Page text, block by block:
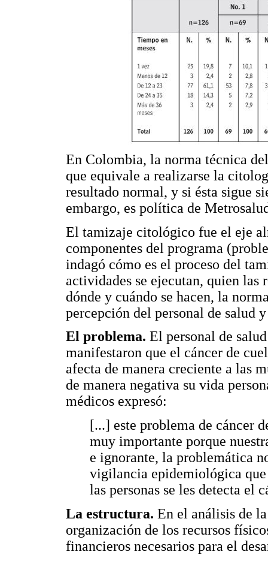
En Colombia, la norma técnica
que equivale a realizarse la
resultado normal, y si ésta sigue
embargo, es política de
El tamizaje citológico fue el eje
componentes del programa
indagó cómo es el proceso del
actividades se ejecutan, quien las
dónde y cuándo se hacen, la
percepción del personal de salud
El problema. El personal de
manifestaron que el cáncer de
afecta de manera creciente a las
de manera negativa su vida
médicos expresó:
[...] este problema de cáncer
muy importante porque
e ignorante, la problemática
vigilancia epidemiológica que
las personas se les detecta el
La estructura. En el análisis de
organización de los recursos
financieros necesarios para el